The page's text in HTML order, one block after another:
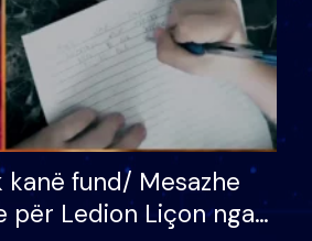
kanë fund/ Mesazhe
për Ledion Liçon nga